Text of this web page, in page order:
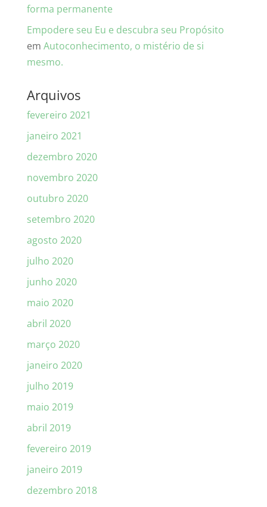
forma permanente
Empodere seu Eu e descubra seu Propósito
em Autoconhecimento, o mistério de si
mesmo.
Arquivos
fevereiro 2021
janeiro 2021
dezembro 2020
novembro 2020
outubro 2020
setembro 2020
agosto 2020
julho 2020
junho 2020
maio 2020
abril 2020
março 2020
janeiro 2020
julho 2019
maio 2019
abril 2019
fevereiro 2019
janeiro 2019
dezembro 2018